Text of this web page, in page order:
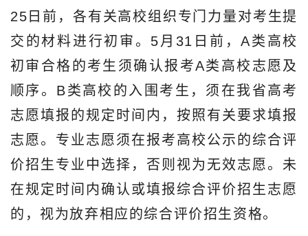
25日前，各有关高校组织专门力量对考生提
交的材料进行初审。5月31日前，A类高校
初审合格的考生须确认报考A类高校志愿及
顺序。B类高校的入围考生，须在我省高考
志愿填报的规定时间内，按照有关要求填报
志愿。专业志愿须在报考高校公示的综合评
价招生专业中选择，否则视为无效志愿。未
在规定时间内确认或填报综合评价招生志愿
的，视为放弃相应的综合评价招生资格。